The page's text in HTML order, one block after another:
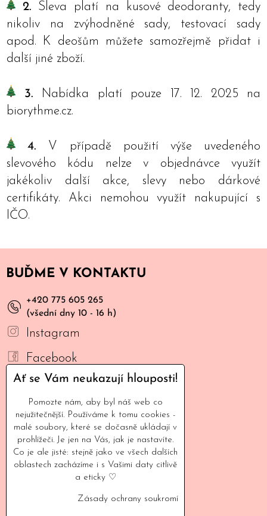
2. Sleva platí na kusové deodoranty, tedy
nikoliv na zvýhodněné sady, testovací sady
apod. K deošům můžete samozřejmě přidat i
další jiné zboží.
3. Nabídka platí pouze 17. 12. 2025 na
biorythme.cz.
4. V případě použití výše uvedeného
slevového kódu nelze v objednávce využít
jakékoliv další akce, slevy nebo dárkové
certifikáty. Akci nemohou využít nakupující s
IČO.
BUĎME V KONTAKTU
+420 775 605 265
(všední dny 10 - 16 h)
Instagram
Facebook
YouTube
Mail
INFORMACE
Naše filozofie
Ať se Vám neukazují hlouposti!
Pomozte nám, aby byl náš web co
nejužitečnější. Používáme k tomu cookies -
malé soubory, které se dočasně ukládají v
prohlížeči. Je jen na Vás, jak je nastavíte.
Co je ale jisté: stejně jako ve všech dalších
oblastech zacházíme i s Vašimi daty citlivě
a eticky ♡
Zásady ochrany soukromí